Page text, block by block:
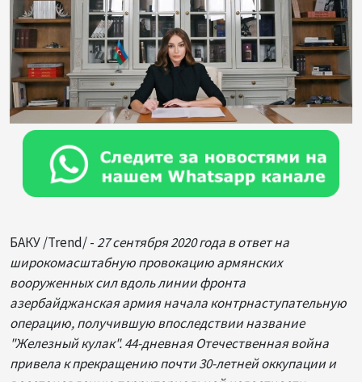
БАКУ /Trend/ -27 сентября 2020 года в ответ на
широкомасштабную провокацию армянских
вооруженных сил вдоль линии фронта
азербайджанская армия начала контрнаступательную
операцию, получившую впоследствии название
"Железный кулак". 44-дневная Отечественная война
привела к прекращению почти 30-летней оккупации и